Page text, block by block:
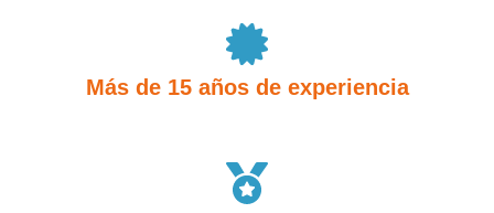
Más de 15 años de experiencia